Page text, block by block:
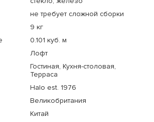
не требует сложной сборки
9 кг
0.101 куб. м
Лофт
Гостиная, Кухня-столовая,
Терраса
Halo est. 1976
Великобритания
Китай